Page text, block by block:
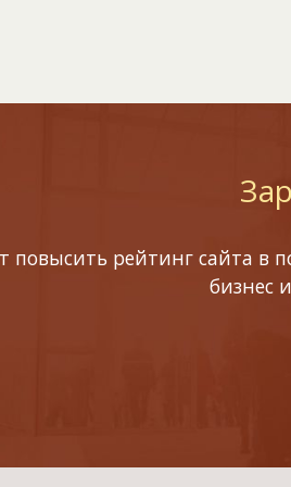
повысить рейтинг сайта в
бизнес